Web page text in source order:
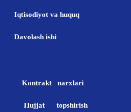
Iqtisodiyot va huquq
Davolash ishi
Kontrakt narxlari
Hujjat topshirish